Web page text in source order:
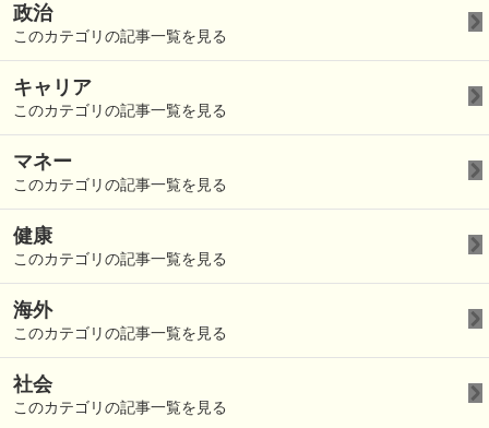
政治
このカテゴリの記事一覧を見る
キャリア
このカテゴリの記事一覧を見る
マネー
このカテゴリの記事一覧を見る
健康
このカテゴリの記事一覧を見る
海外
このカテゴリの記事一覧を見る
社会
このカテゴリの記事一覧を見る